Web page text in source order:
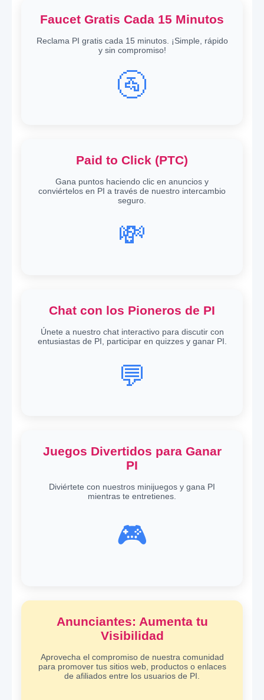
Faucet Gratis Cada 15 Minutos
Reclama PI gratis cada 15 minutos. ¡Simple, rápido
y sin compromiso!
🚰
Paid to Click (PTC)
Gana puntos haciendo clic en anuncios y
conviértelos en PI a través de nuestro intercambio
seguro.
💸
Chat con los Pioneros de PI
Únete a nuestro chat interactivo para discutir con
entusiastas de PI, participar en quizzes y ganar PI.
💬
Juegos Divertidos para Ganar
PI
Diviértete con nuestros minijuegos y gana PI
mientras te entretienes.
🎮
Anunciantes: Aumenta tu
Visibilidad
Aprovecha el compromiso de nuestra comunidad
para promover tus sitios web, productos o enlaces
de afiliados entre los usuarios de PI.